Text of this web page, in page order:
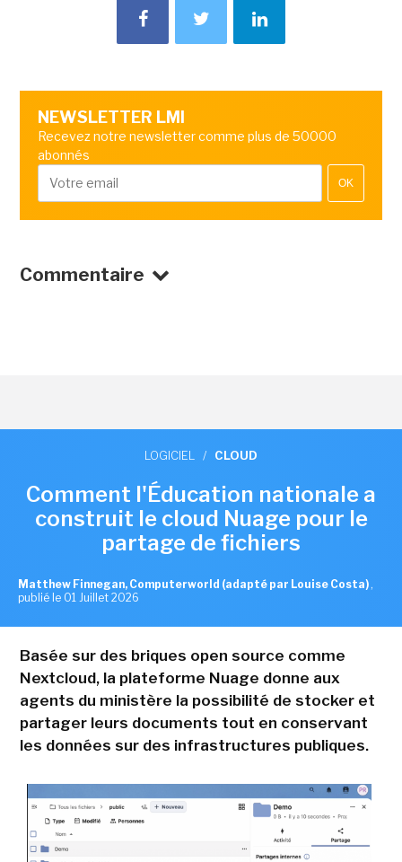
NEWSLETTER LMI
Recevez notre newsletter comme plus de 50000
abonnés
OK
Commentaire
LOGICIEL / CLOUD
Comment l'Éducation nationale a
construit le cloud Nuage pour le
partage de fichiers
Matthew Finnegan, Computerworld (adapté par Louise Costa) ,
publié le 01 Juillet 2026
Basée sur des briques open source comme
Nextcloud, la plateforme Nuage donne aux
agents du ministère la possibilité de stocker et
partager leurs documents tout en conservant
les données sur des infrastructures publiques.